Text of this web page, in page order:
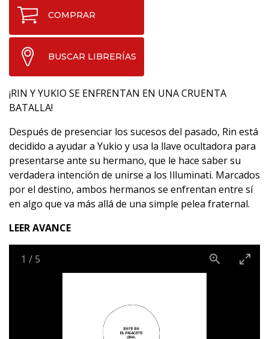
COMPRAR
BUSCAR LIBRERÍAS
¡RIN Y YUKIO SE ENFRENTAN EN UNA CRUENTA
BATALLA!
Después de presenciar los sucesos del pasado, Rin está
decidido a ayudar a Yukio y usa la llave ocultadora para
presentarse ante su hermano, que le hace saber su
verdadera intención de unirse a los Illuminati. Marcados
por el destino, ambos hermanos se enfrentan entre sí
en algo que va más allá de una simple pelea fraternal.
LEER AVANCE
1 / 5